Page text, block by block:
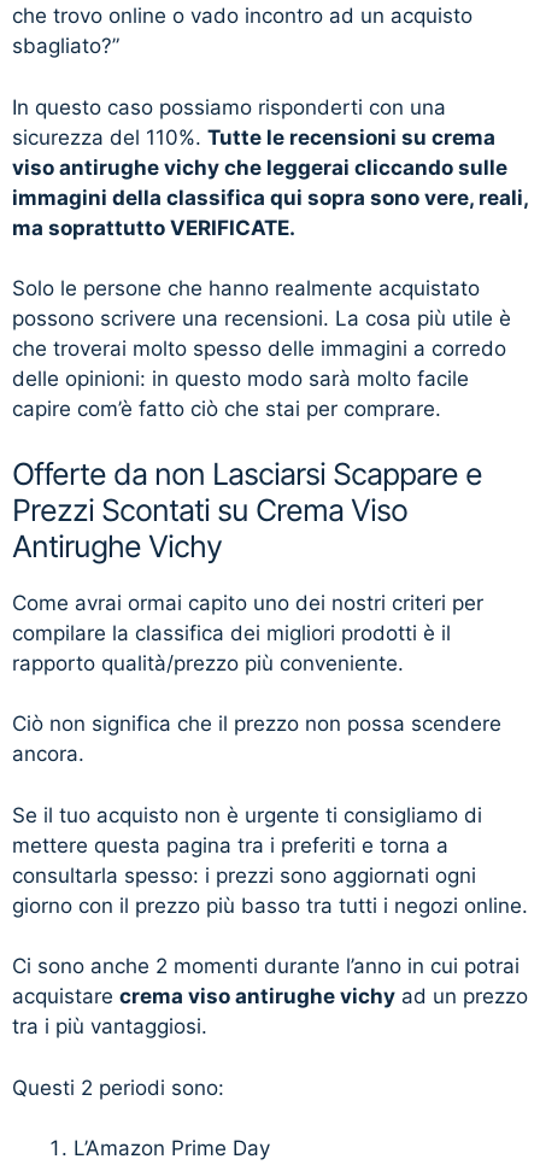
che trovo online o vado incontro ad un acquisto
sbagliato?”
In questo caso possiamo risponderti con una
sicurezza del 110%. Tutte le recensioni su crema
viso antirughe vichy che leggerai cliccando sulle
immagini della classifica qui sopra sono vere, reali,
ma soprattutto VERIFICATE.
Solo le persone che hanno realmente acquistato
possono scrivere una recensioni. La cosa più utile è
che troverai molto spesso delle immagini a corredo
delle opinioni: in questo modo sarà molto facile
capire com’è fatto ciò che stai per comprare.
Offerte da non Lasciarsi Scappare e
Prezzi Scontati su Crema Viso
Antirughe Vichy
Come avrai ormai capito uno dei nostri criteri per
compilare la classifica dei migliori prodotti è il
rapporto qualità/prezzo più conveniente.
Ciò non significa che il prezzo non possa scendere
ancora.
Se il tuo acquisto non è urgente ti consigliamo di
mettere questa pagina tra i preferiti e torna a
consultarla spesso: i prezzi sono aggiornati ogni
giorno con il prezzo più basso tra tutti i negozi online.
Ci sono anche 2 momenti durante l’anno in cui potrai
acquistare crema viso antirughe vichy ad un prezzo
tra i più vantaggiosi.
Questi 2 periodi sono:
L’Amazon Prime Day